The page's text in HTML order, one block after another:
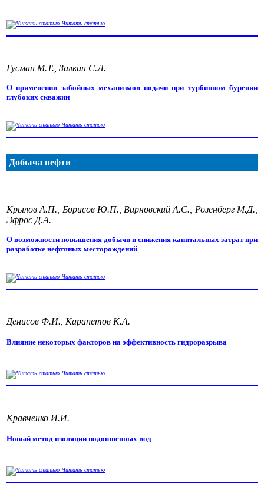
Читать статью
Гусман М.Т., Залкин С.Л.
О применении забойных механизмов подачи при турбинном бурении
глубоких скважин
Читать статью
Добыча нефти
Крылов А.П., Борисов Ю.П., Вирновский А.С., Розенберг М.Д.,
Эфрос Д.А.
О возможности повышения добычи и снижения капитальных затрат при
разработке нефтяных месторождений
Читать статью
Денисов Ф.И., Карапетов К.А.
Влияние некоторых факторов на эффективность гидроразрыва
Читать статью
Кравченко И.И.
Новый метод изоляции подошвенных вод
Читать статью